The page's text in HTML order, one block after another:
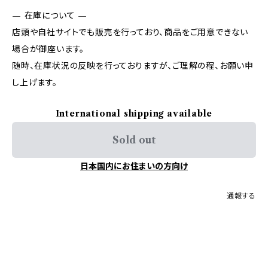
— 在庫について —
店頭や自社サイトでも販売を行っており、商品をご用意できない
場合が御座います。
随時、在庫状況の反映を行っておりますが、ご理解の程、お願い申
し上げます。
International shipping available
Sold out
日本国内にお住まいの方向け
通報する